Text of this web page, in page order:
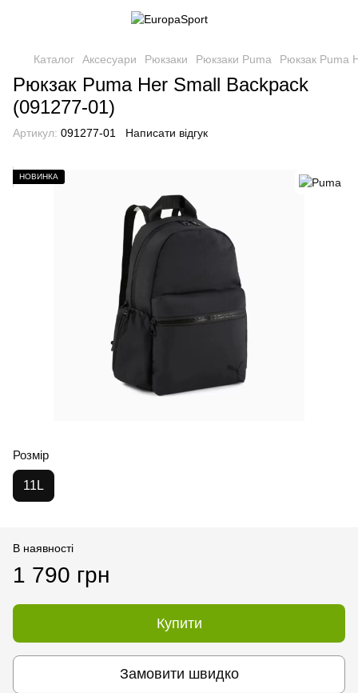
Каталог Аксесуари Рюкзаки Рюкзаки Puma Рюкзак Puma
Рюкзак Puma Her Small Backpack
(091277-01)
Артикул: 091277-01 Написати відгук
НОВИНКА
Розмір
11L
В наявності
1 790 грн
Купити
Замовити швидко